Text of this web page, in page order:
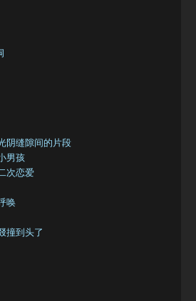
阴缝隙间的片段
男孩
次恋爱
唤
撞到头了